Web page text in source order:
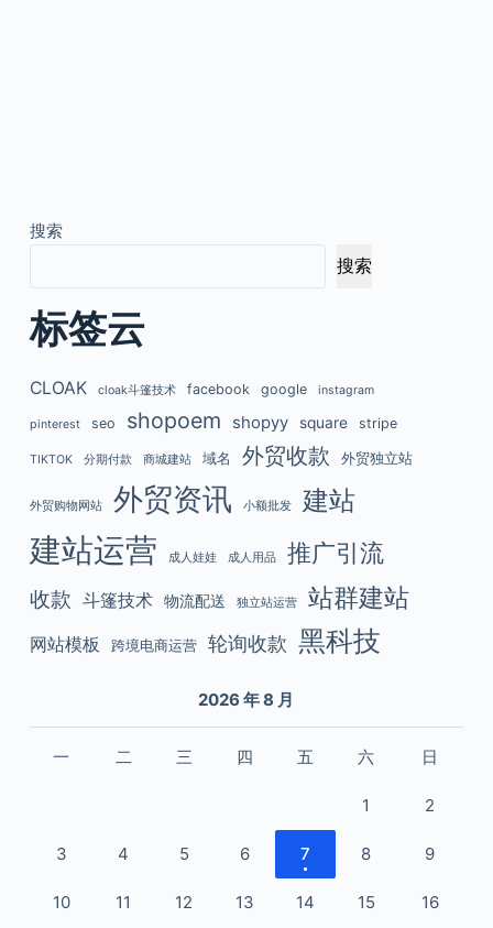
搜索
搜索
标签云
CLOAK cloak斗篷技术 facebook google instagram
pinterest seo shopoem shopyy square stripe
TIKTOK 分期付款 商城建站 域名 外贸收款 外贸独立站
外贸购物网站 外贸资讯 小额批发 建站
建站运营 成人娃娃 成人用品 推广引流
收款 斗篷技术 物流配送 独立站运营 站群建站
网站模板 跨境电商运营 轮询收款 黑科技
2026 年 8 月
一 二 三 四 五 六 日
1 2
3 4 5 6 7 8 9
10 11 12 13 14 15 16